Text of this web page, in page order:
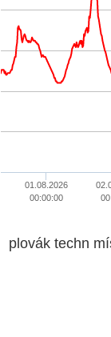
01.08.2026
00:00:00
plovák techn